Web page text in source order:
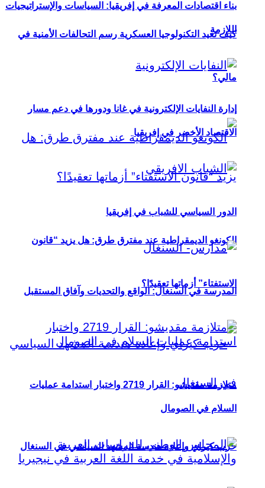
كيف تعيد التكنولوجيا العسكرية رسم التحالفات الأمنية في
مالي؟
الكونغو الديمقراطية عند مفترق طرق: هل يزيد “قانون
الاستفتاء” أزماتها تعقيدًا؟
حزب كيراي وإعادة هندسة المشهد السياسي في السنغال
بناء اقتصادات المعرفة في إفريقيا: السياسات والإستراتيجيات
اللازمة
إدارة النفايات الإلكترونية في غانا ودورها في دعم مسار
الاقتصاد الأخضر في إفريقيا
الدور السياسي للشباب في إفريقيا
المدرسة في السنغال: الواقع والتحديات وآفاق المستقبل
متلازمة مقديشو: القرار 2719 واختبار استدامة عمليات
السلام في الصومال